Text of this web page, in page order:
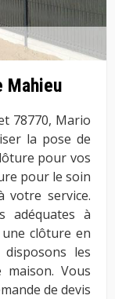
Mahieu
78770, Mario
la pose de
pour vos
pour le soin
votre service.
adéquates à
clôture en
les
maison. Vous
de devis